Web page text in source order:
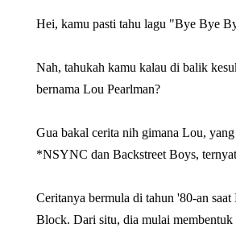
Hei, kamu pasti tahu lagu "Bye Bye
Nah, tahukah kamu kalau di balik
bernama Lou Pearlman?
Gua bakal cerita nih gimana Lou,
*NSYNC dan Backstreet Boys,
Ceritanya bermula di tahun '80-an
Block. Dari situ, dia mulai